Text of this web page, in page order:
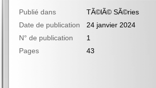
Publié dans
TÃ©lÃ© SÃ©ries
Date de publication
24 janvier 2024
N° de publication
1
Pages
43